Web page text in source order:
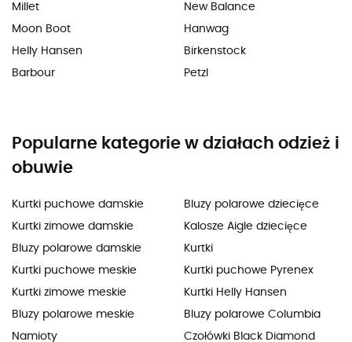
Millet
Moon Boot
Helly Hansen
Barbour
New Balance
Hanwag
Birkenstock
Petzl
Popularne kategorie w działach odzież i
obuwie
Kurtki puchowe damskie
Kurtki zimowe damskie
Bluzy polarowe damskie
Kurtki puchowe meskie
Kurtki zimowe meskie
Bluzy polarowe meskie
Namioty
Bluzy polarowe dziecięce
Kalosze Aigle dziecięce
Kurtki
Kurtki puchowe Pyrenex
Kurtki Helly Hansen
Bluzy polarowe Columbia
Czołówki Black Diamond